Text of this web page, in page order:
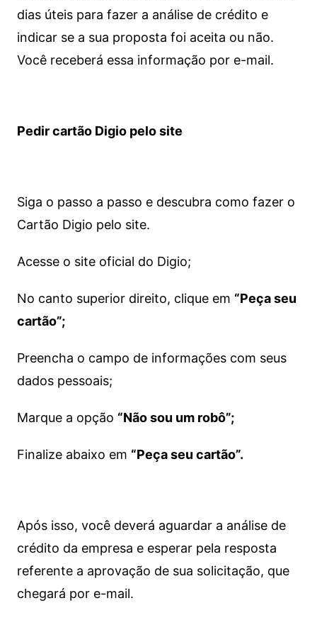
dias úteis para fazer a análise de crédito e
indicar se a sua proposta foi aceita ou não.
Você receberá essa informação por e-mail.
Pedir cartão Digio pelo site
Siga o passo a passo e descubra como fazer o
Cartão Digio pelo site.
Acesse o site oficial do Digio;
No canto superior direito, clique em “Peça seu
cartão”;
Preencha o campo de informações com seus
dados pessoais;
Marque a opção “Não sou um robô”;
Finalize abaixo em “Peça seu cartão”.
Após isso, você deverá aguardar a análise de
crédito da empresa e esperar pela resposta
referente a aprovação de sua solicitação, que
chegará por e-mail.